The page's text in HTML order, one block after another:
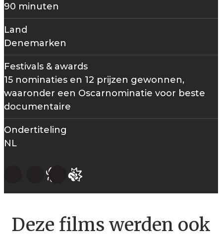
90 minuten
Land
Denemarken
Festivals & awards
15 nominaties en 12 prijzen gewonnen,
waaronder een Oscarnominatie voor beste
documentaire
Ondertiteling
NL
Deze films werden ook